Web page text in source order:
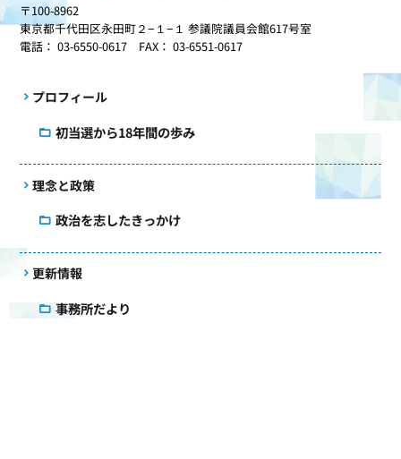
〒100-8962
東京都千代田区永田町２−１−１ 参議院議員会館617号室
電話： 03-6550-0617 FAX： 03-6551-0617
プロフィール
初当選から18年間の歩み
理念と政策
政治を志したきっかけ
更新情報
事務所だより